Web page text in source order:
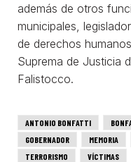
además de otros
municipales,
de derechos
Suprema de Justicia
Falistocco.
ANTONIO BONFATTI
GOBERNADOR
MEMORIA
TERRORISMO
VÍCTIMAS